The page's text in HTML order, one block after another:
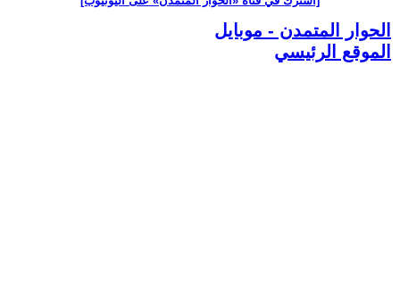
الحوار المتمدن - موبايل
الموقع الرئيسي